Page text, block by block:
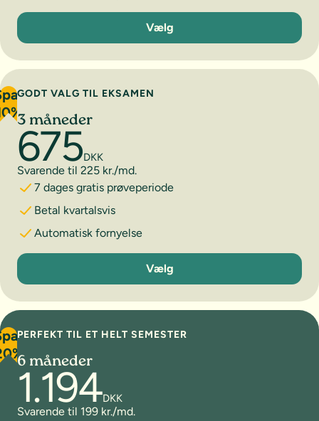
1 måned
Vælg
GODT VALG TIL EKSAMEN
3 måneder
675DKK
Svarende til 225 kr./md.
7 dages gratis prøveperiode
Betal kvartalsvis
Automatisk fornyelse
3 måneder
Vælg
PERFEKT TIL ET HELT SEMESTER
6 måneder
1.194DKK
Svarende til 199 kr./md.